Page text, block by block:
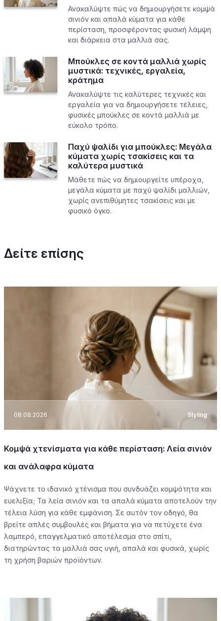
Ανακαλύψτε πώς να δημιουργήσετε κομψά
σινιόν και απαλά κύματα για κάθε
περίσταση, προσφέροντας φυσική λάμψη
και διάρκεια στα μαλλιά σας.
Μπούκλες σε κοντά μαλλιά χωρίς
μυστικά: τεχνικές, εργαλεία,
κράτημα
Ανακαλύψτε τις καλύτερες τεχνικές και
εργαλεία για να δημιουργήσετε τέλειες,
φυσικές μπούκλες σε κοντά μαλλιά με
εύκολο τρόπο.
Παχύ ψαλίδι για μπούκλες: Μεγάλα
κύματα χωρίς τσακίσεις και τα
καλύτερα μυστικά
Μάθετε πώς να δημιουργείτε υπέροχα,
μεγάλα κύματα με παχύ ψαλίδι μαλλιών,
χωρίς ανεπιθύμητες τσακίσεις και με
φυσικό όγκο.
Δείτε επίσης
08.08.2026 Styling
Κομψά χτενίσματα για κάθε περίσταση: Λεία σινιόν
και ανάλαφρα κύματα
Ψάχνετε το ιδανικό χτένισμα που συνδυάζει κομψότητα και
ευελιξία; Τα λεία σινιόν και τα απαλά κύματα αποτελούν την
τέλεια λύση για κάθε εμφάνιση. Σε αυτόν τον οδηγό, θα
βρείτε απλές συμβουλές και βήματα για να πετύχετε ένα
λαμπερό, επαγγελματικό αποτέλεσμα στο σπίτι,
διατηρώντας τα μαλλιά σας υγιή, απαλά και φυσικά, χωρίς
τη χρήση βαριών προϊόντων.